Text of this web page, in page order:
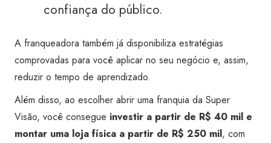
confiança do público.
A franqueadora também já disponibiliza estratégias
comprovadas para você aplicar no seu negócio e, assim,
reduzir o tempo de aprendizado.
Além disso, ao escolher abrir uma franquia da Super
Visão, você consegue investir a partir de R$ 40 mil e
montar uma loja física a partir de R$ 250 mil, com